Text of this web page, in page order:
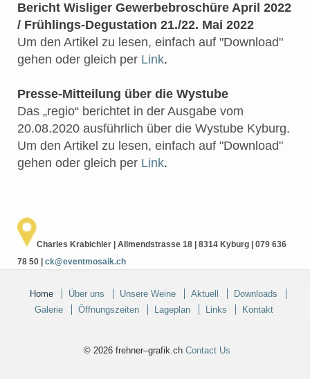
Bericht Wisliger Gewerbebroschüre April 2022
/ Frühlings-Degustation 21./22. Mai 2022
Um den Artikel zu lesen, einfach auf "Download"
gehen oder gleich per Link.
Presse-Mitteilung über die Wystube
Das „regio“ berichtet in der Ausgabe vom
20.08.2020 ausführlich über die Wystube Kyburg.
Um den Artikel zu lesen, einfach auf "Download"
gehen oder gleich per Link.
Charles Krabichler | Allmendstrasse 18 | 8314 Kyburg | 079 636
78 50 | ck@eventmosaik.ch
Home Über uns Unsere Weine Aktuell
Downloads
Galerie
Öffnungszeiten Lageplan Links Kontakt
© 2026 frehner–grafik.ch Contact Us